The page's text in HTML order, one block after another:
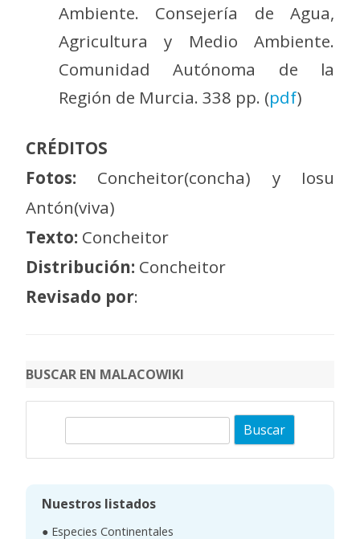
Ambiente. Consejería de Agua,
Agricultura y Medio Ambiente.
Comunidad Autónoma de la
Región de Murcia. 338 pp. (pdf)
CRÉDITOS
Fotos: Concheitor(concha) y Iosu
Antón(viva)
Texto: Concheitor
Distribución: Concheitor
Revisado por:
BUSCAR EN MALACOWIKI
Nuestros listados
● Especies Continentales